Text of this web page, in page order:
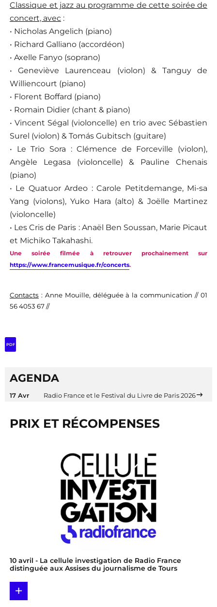
Classique et jazz au programme de cette soirée de
concert, avec :
• Nicholas Angelich (piano)
• Richard Galliano (accordéon)
• Axelle Fanyo (soprano)
• Geneviève Laurenceau (violon) & Tanguy de
Williencourt (piano)
• Florent Boffard (piano)
• Romain Didier (chant & piano)
• Vincent Ségal (violoncelle) en trio avec Sébastien
Surel (violon) & Tomás Gubitsch (guitare)
• Le Trio Sora : Clémence de Forceville (violon),
Angèle Legasa (violoncelle) & Pauline Chenais
(piano)
• Le Quatuor Ardeo : Carole Petitdemange, Mi-sa
Yang (violons), Yuko Hara (alto) & Joëlle Martinez
(violoncelle)
• Les Cris de Paris : Anaël Ben Soussan, Marie Picaut
et Michiko Takahashi.
Une soirée filmée à retrouver prochainement sur
https://www.francemusique.fr/concerts.
Contacts : Anne Mouille, déléguée à la communication // 01
56 4053 67 //
PDF
AGENDA
17 Avr Radio France et le Festival du Livre de Paris 2026
PRIX ET RÉCOMPENSES
10 avril - La cellule investigation de Radio France
distinguée aux Assises du journalisme de Tours
+